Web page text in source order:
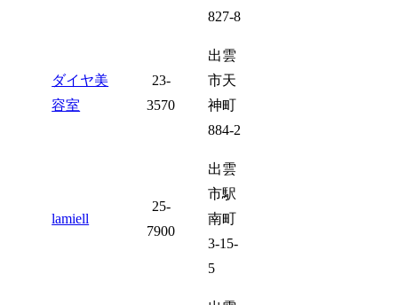
827-8
ダイヤ美
容室
23-
3570
出雲
市天
神町
884-2
lamiell
25-
7900
出雲
市駅
南町
3-15-
5